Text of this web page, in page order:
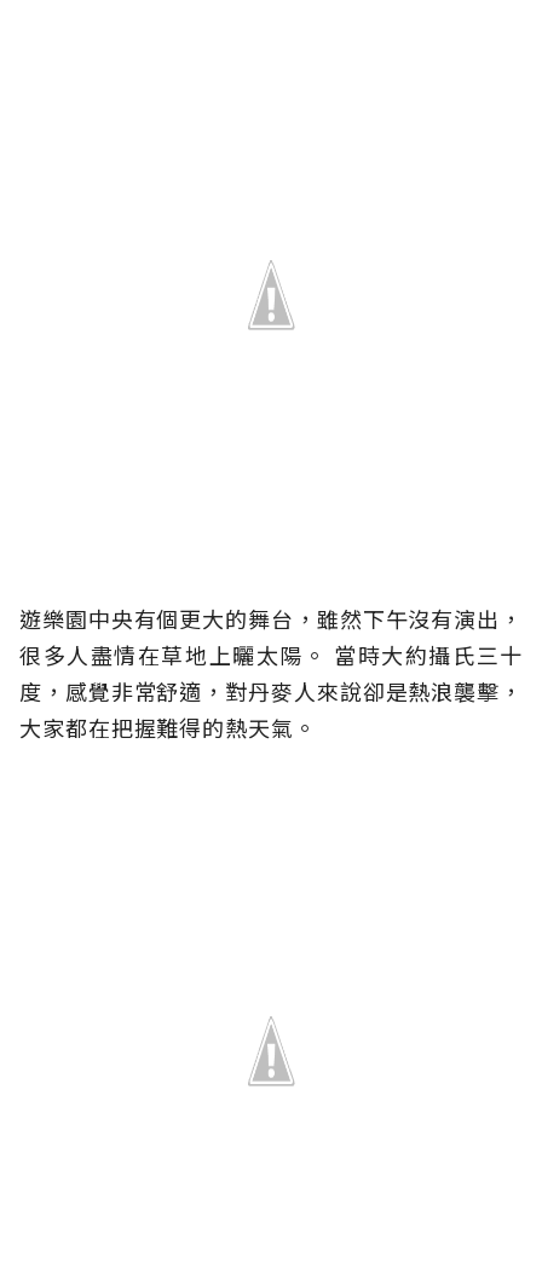
遊樂園中央有個更大的舞台，雖然下午沒有演出，
很多人盡情在草地上曬太陽。 當時大約攝氏三十
度，感覺非常舒適，對丹麥人來說卻是熱浪襲擊，
大家都在把握難得的熱天氣。